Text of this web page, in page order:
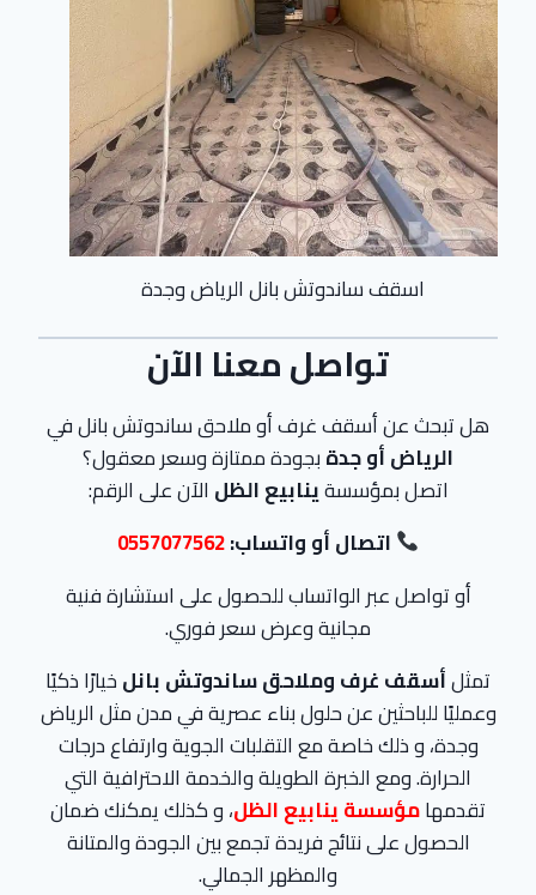
اسقف ساندوتش بانل الرياض وجدة
تواصل معنا الآن
هل تبحث عن أسقف غرف أو ملاحق ساندوتش بانل في
الرياض أو جدةبجودة ممتازة وسعر معقول؟
اتصل بمؤسسةينابيع الظل الآن على الرقم:
اتصال أو واتساب:0557077562
أو تواصل عبر الواتساب للحصول على استشارة فنية
مجانية وعرض سعر فوري.
تمثلأسقف غرف وملاحق ساندوتش بانلخيارًا ذكيًا
وعمليًا للباحثين عن حلول بناء عصرية في مدن مثل الرياض
وجدة، و ذلك خاصة مع التقلبات الجوية وارتفاع درجات
الحرارة. ومع الخبرة الطويلة والخدمة الاحترافية التي
تقدمهامؤسسة ينابيع الظل، و كذلك يمكنك ضمان
الحصول على نتائج فريدة تجمع بين الجودة والمتانة
والمظهر الجمالي.